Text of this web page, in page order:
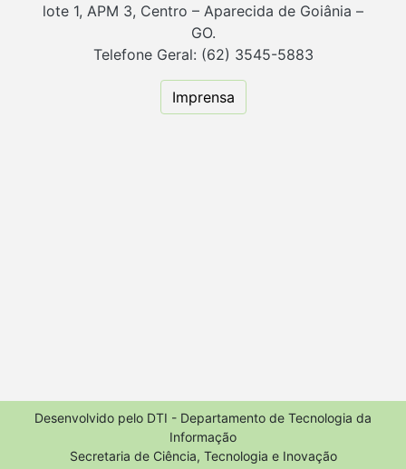
lote 1, APM 3, Centro – Aparecida de Goiânia –
GO.
Telefone Geral: (62) 3545-5883
Imprensa
Desenvolvido pelo DTI - Departamento de Tecnologia da
Informação
Secretaria de Ciência, Tecnologia e Inovação